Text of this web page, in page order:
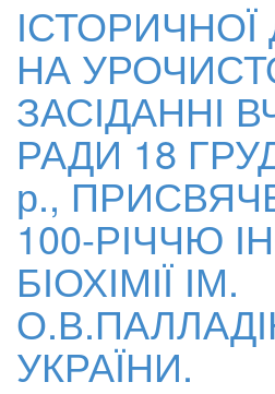
ІСТОРИЧНОЇ
НА
ЗАСІДАННІ
РАДИ 18
р.,
100-РІЧЧЮ
БІОХІМІЇ ІМ.
УКРАЇНИ.